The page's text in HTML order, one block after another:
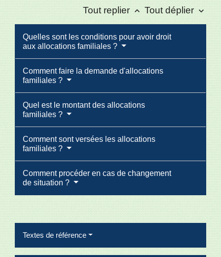
Tout replier keyboard_arrow_up Tout déplier keyboard_arrow_down
Quelles sont les conditions pour avoir droit
aux allocations familiales ?
Comment faire la demande d'allocations
familiales ?
Quel est le montant des allocations
familiales ?
Comment sont versées les allocations
familiales ?
Comment procéder en cas de changement
de situation ?
Textes de référence